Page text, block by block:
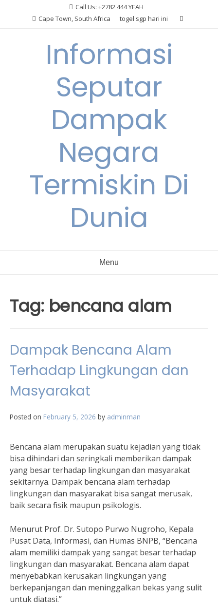
Call Us: +2782 444 YEAH
Cape Town, South Africa
togel sgp hari ini
Informasi
Seputar
Dampak
Negara
Termiskin Di
Dunia
Menu
Tag: bencana alam
Dampak Bencana Alam
Terhadap Lingkungan dan
Masyarakat
Posted on February 5, 2026 by adminman
Bencana alam merupakan suatu kejadian yang tidak
bisa dihindari dan seringkali memberikan dampak
yang besar terhadap lingkungan dan masyarakat
sekitarnya. Dampak bencana alam terhadap
lingkungan dan masyarakat bisa sangat merusak,
baik secara fisik maupun psikologis.
Menurut Prof. Dr. Sutopo Purwo Nugroho, Kepala
Pusat Data, Informasi, dan Humas BNPB, “Bencana
alam memiliki dampak yang sangat besar terhadap
lingkungan dan masyarakat. Bencana alam dapat
menyebabkan kerusakan lingkungan yang
berkepanjangan dan meninggalkan bekas yang sulit
untuk diatasi.”